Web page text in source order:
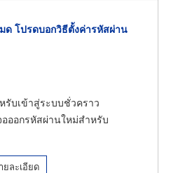
ด โปรดบอกวิธีตั้งค่ารหัสผ่าน
บเข้าสู่ระบบชั่วคราว
ออกรหัสผ่านใหม่สำหรับ
ยละเอียด